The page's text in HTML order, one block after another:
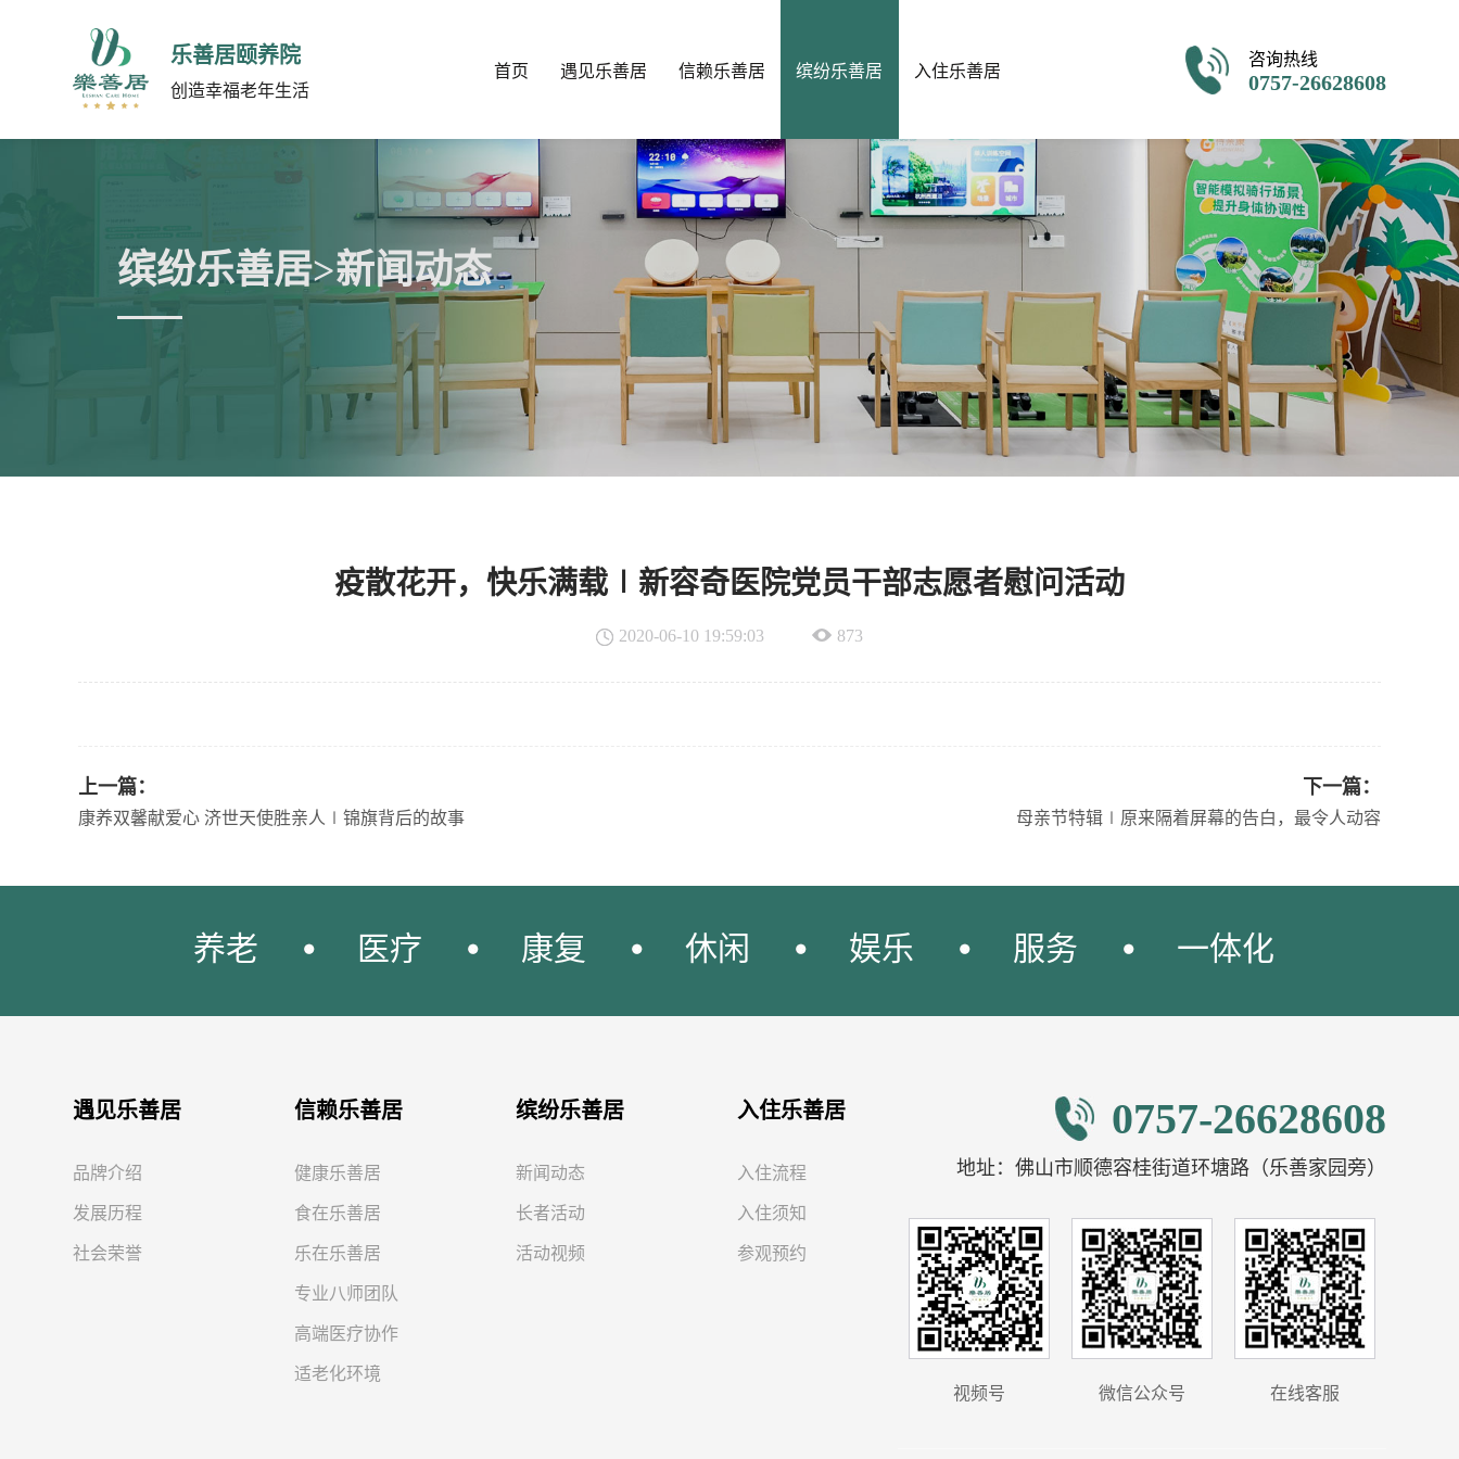
乐善居颐养院
创造幸福老年生活
首页 遇见乐善居 信赖乐善居 缤纷乐善居 入住乐善居
咨询热线
0757-26628608
缤纷乐善居>新闻动态
疫散花开，快乐满载∣新容奇医院党员干部志愿者慰问活动
2020-06-10 19:59:03 873
上一篇：
康养双馨献爱心 济世天使胜亲人∣锦旗背后的故事
下一篇：
母亲节特辑∣原来隔着屏幕的告白，最令人动容
养老 医疗 康复 休闲 娱乐 服务 一体化
遇见乐善居
品牌介绍
发展历程
社会荣誉
信赖乐善居
健康乐善居
食在乐善居
乐在乐善居
专业八师团队
高端医疗协作
适老化环境
缤纷乐善居
新闻动态
长者活动
活动视频
入住乐善居
入住流程
入住须知
参观预约
0757-26628608
地址：佛山市顺德容桂街道环塘路（乐善家园旁）
视频号 微信公众号 在线客服